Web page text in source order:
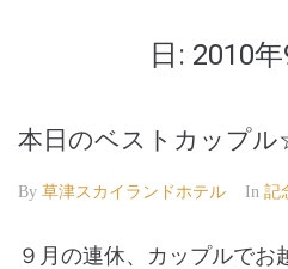
日: 2010
本日のベストカップ
By 草津スカイランドホテル In 記
９月の連休、カップルでお